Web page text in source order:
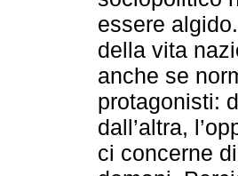
essere
della vita
anche se
protagonisti:
dall’altra,
ci concerne